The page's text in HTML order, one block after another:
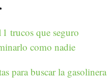
trucos que seguro
como nadie
para buscar la gasolinera